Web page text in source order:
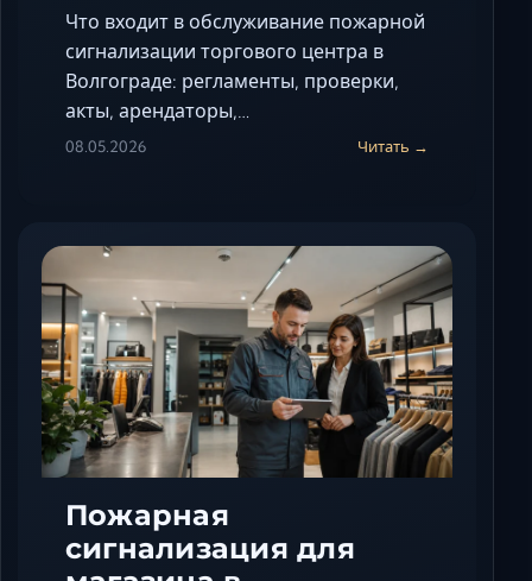
Что входит в обслуживание пожарной
сигнализации торгового центра в
Волгограде: регламенты, проверки,
акты, арендаторы,…
08.05.2026 Читать →
Пожарная
сигнализация для